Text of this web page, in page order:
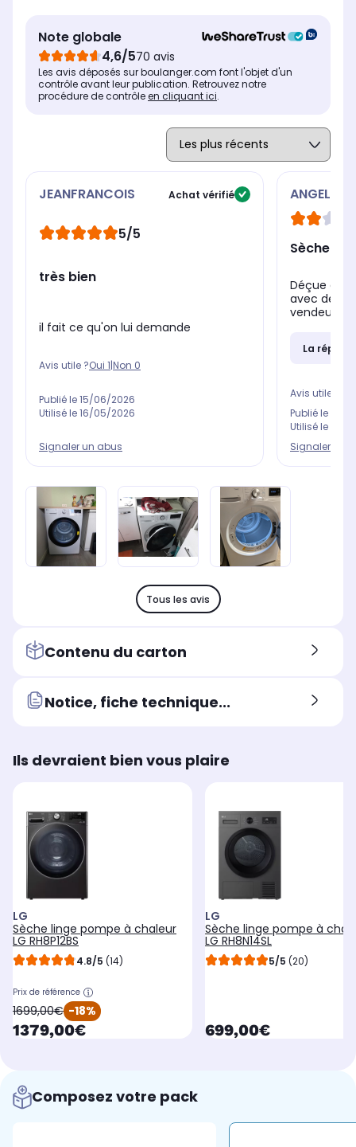
Note globale
4,6/570 avis
Les avis déposés sur boulanger.com font l'objet d'un
contrôle avant leur publication. Retrouvez notre
procédure de contrôleen cliquant ici.
JEANFRANCOIS Achat vérifié
5/5
très bien
il fait ce qu'on lui demande
Avis utile ?Oui 1|Non 0
Publié le15/06/2026
Utilisé le16/05/2026
Signaler un abus
Sèche-
Déçue de
avec des
vendeur
La
Avis utile ?
Publié le
Utilisé le
Signaler un
Tous les avis
Contenu du carton
Notice, fiche technique...
Ils devraient bien vous plaire
LG
Sèche linge pompe à chaleur
LG RH8P12BS
4.8/5 (14)
Prix de référence
oldPrice
1699,00€ -18%
currentPrice
1379,00€
LG
Sèche linge pompe à
LG RH8N14SL
5/5 (20)
currentPrice
699,00€
Composez votre pack